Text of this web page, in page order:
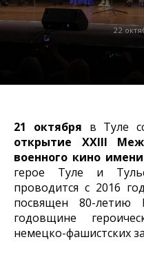
22
21 октября в Туле
открытие XXIII
военного кино
герое Туле и
проводится с 2016
посвящен 80-
годовщине
немецко-фашистских